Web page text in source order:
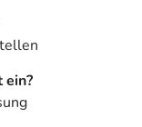
ein?